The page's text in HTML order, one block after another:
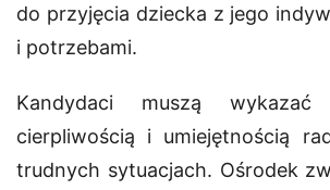
do przyjęcia dziecka z jego
i potrzebami.
Kandydaci muszą
cierpliwością i umiejętnością
trudnych sytuacjach. Ośrodek